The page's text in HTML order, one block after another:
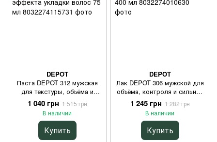
DEPOT
Паста DEPOT 312 мужская
для текстуры, объёма и
матового эффекта укладки
волос 75 мл
1 040 грн 1 515 грн
В наличии
Купить
DEPOT
Лак DEPOT 306 мужской для
объёма, контроля и сильной
фиксации укладки 400 мл
1 245 грн 1 282 грн
В наличии
Купить